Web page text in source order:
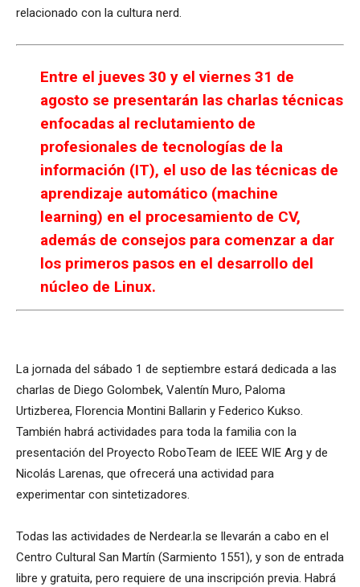
relacionado con la cultura nerd.
Entre el jueves 30 y el viernes 31 de
agosto se presentarán las charlas técnicas
enfocadas al reclutamiento de
profesionales de tecnologías de la
información (IT), el uso de las técnicas de
aprendizaje automático (machine
learning) en el procesamiento de CV,
además de consejos para comenzar a dar
los primeros pasos en el desarrollo del
núcleo de Linux.
La jornada del sábado 1 de septiembre estará dedicada a las
charlas de Diego Golombek, Valentín Muro, Paloma
Urtizberea, Florencia Montini Ballarin y Federico Kukso.
También habrá actividades para toda la familia con la
presentación del Proyecto RoboTeam de IEEE WIE Arg y de
Nicolás Larenas, que ofrecerá una actividad para
experimentar con sintetizadores.
Todas las actividades de Nerdear.la se llevarán a cabo en el
Centro Cultural San Martín (Sarmiento 1551), y son de entrada
libre y gratuita, pero requiere de una inscripción previa. Habrá